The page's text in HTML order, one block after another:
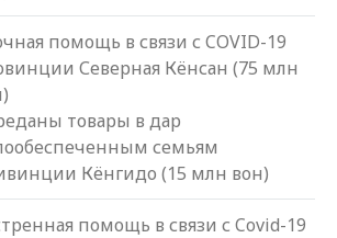
помощь в связи с COVID-19
Северная Кёнсан (75 млн
товары в дар
семьям
Кёнгидо (15 млн вон)
помощь в связи с Covid-19